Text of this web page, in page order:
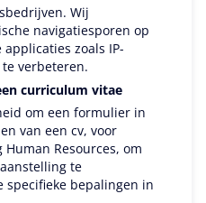
Wij
navigatiesporen op
zoals IP-
verbeteren.
curriculum vitae
om een formulier in
van een cv, voor
Resources, om
te
specifieke bepalingen in